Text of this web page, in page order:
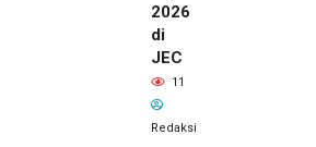
2026
di
JEC
11
Redaksi
15 jam lalu
SMSI Eks
Karesidenan
Pati